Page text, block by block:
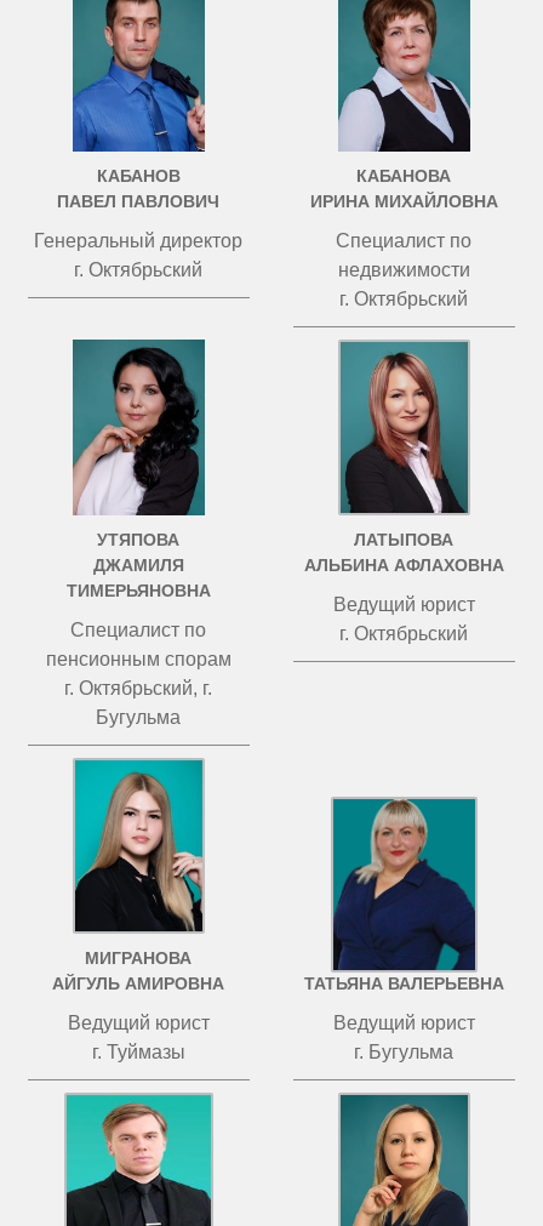
КАБАНОВ
ПАВЕЛ ПАВЛОВИЧ
Генеральный директор
г. Октябрьский
КАБАНОВА
ИРИНА МИХАЙЛОВНА
Специалист по
недвижимости
г. Октябрьский
УТЯПОВА
ДЖАМИЛЯ
ТИМЕРЬЯНОВНА
Специалист по
пенсионным спорам
г. Октябрьский, г.
Бугульма
ЛАТЫПОВА
АЛЬБИНА АФЛАХОВНА
Ведущий юрист
г. Октябрьский
МИГРАНОВА
АЙГУЛЬ АМИРОВНА
Ведущий юрист
г. Туймазы
ЧИСТОВА
ТАТЬЯНА ВАЛЕРЬЕВНА
Ведущий юрист
г. Бугульма